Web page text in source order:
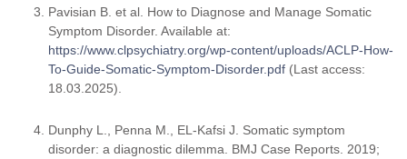
Pavisian B. et al. How to Diagnose and Manage Somatic
Symptom Disorder. Available at:
https://www.clpsychiatry.org/wp-content/uploads/ACLP-How-
To-Guide-Somatic-Symptom-Disorder.pdf (Last access:
18.03.2025).
Dunphy L., Penna M., EL-Kafsi J. Somatic symptom
disorder: a diagnostic dilemma.
BMJ Case Reports. 2019;